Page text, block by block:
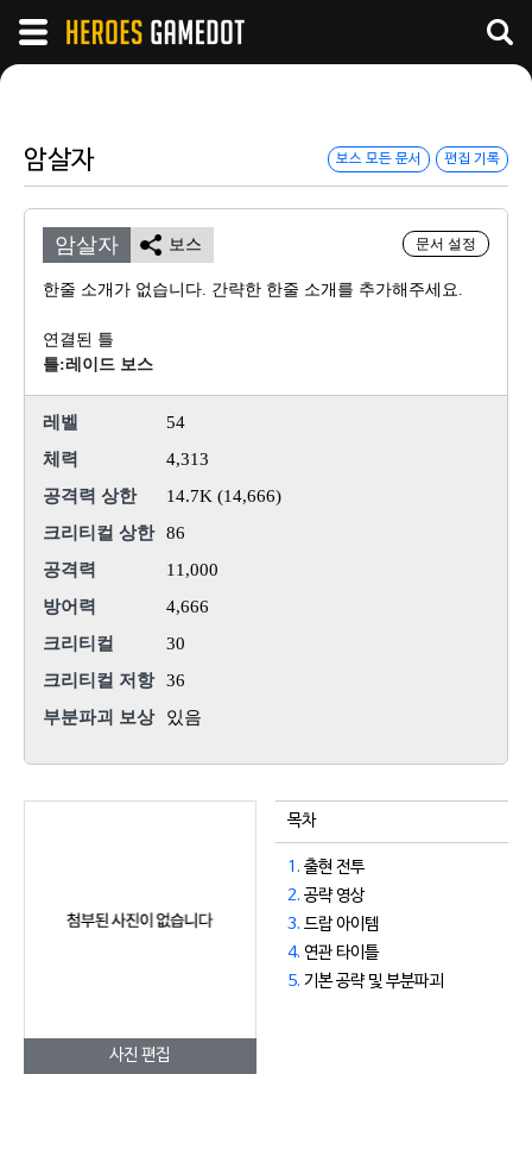
암살자 보스 모든 문서 편집 기록
문서 설정
암살자 보스
한줄 소개가 없습니다. 간략한 한줄 소개를 추가해주세요.
연결된 틀
틀:레이드 보스
레벨
54
체력
4,313
공격력 상한
14.7K (14,666)
크리티컬 상한
86
공격력
11,000
방어력
4,666
크리티컬
30
크리티컬 저항
36
부분파괴 보상
있음
사진 편집
목차
1. 출현 전투
2. 공략 영상
3. 드랍 아이템
4. 연관 타이틀
5. 기본 공략 및 부분파괴